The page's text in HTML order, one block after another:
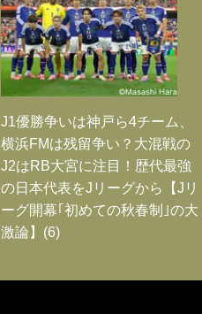
J1優勝争いは神戸ら4チーム、
横浜FMは残留争い？大混戦の
J2はRB大宮に注目！歴代最強
の日本代表をJリーグから【Jリ
ーグ開幕｢初めての秋春制｣の大
激論】(6)